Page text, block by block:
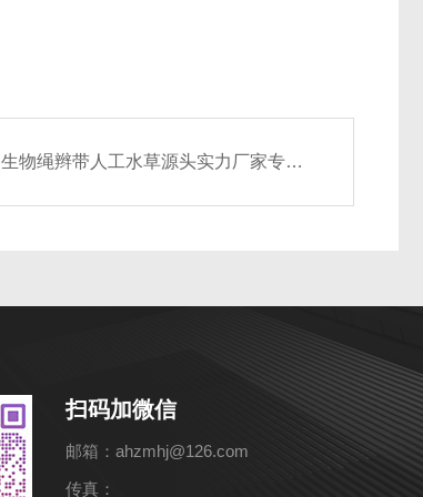
生物绳辫带人工水草源头实力厂家专业生产各式生物载体
扫码加微信
邮箱：ahzmhj@126.com
传真：